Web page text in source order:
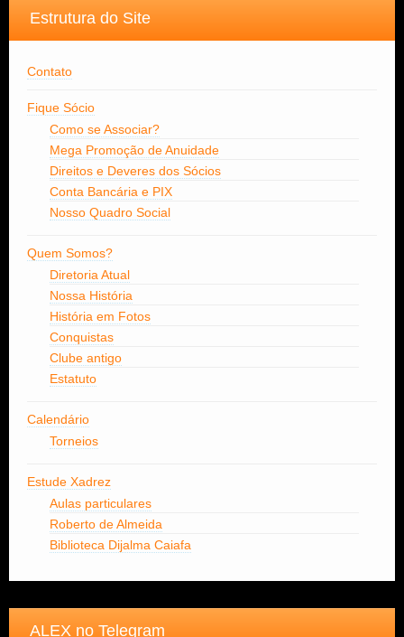
Estrutura do Site
Contato
Fique Sócio
Como se Associar?
Mega Promoção de Anuidade
Direitos e Deveres dos Sócios
Conta Bancária e PIX
Nosso Quadro Social
Quem Somos?
Diretoria Atual
Nossa História
História em Fotos
Conquistas
Clube antigo
Estatuto
Calendário
Torneios
Estude Xadrez
Aulas particulares
Roberto de Almeida
Biblioteca Dijalma Caiafa
ALEX no Telegram